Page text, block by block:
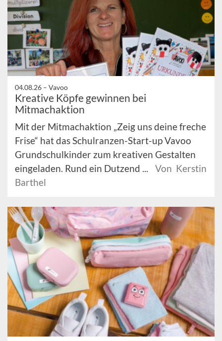
04.08.26 – Vavoo
Kreative Köpfe gewinnen bei
Mitmachaktion
Mit der Mitmachaktion „Zeig uns deine freche
Frise“ hat das Schulranzen-Start-up Vavoo
Grundschulkinder zum kreativen Gestalten
eingeladen. Rund ein Dutzend ...
Von Kerstin
Barthel